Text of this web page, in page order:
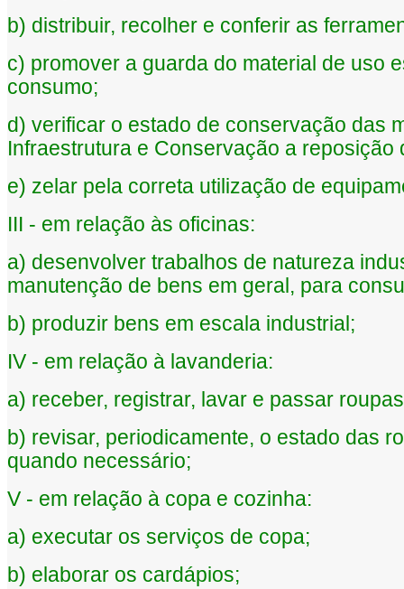
b) distribuir, recolher e conferir as
c) promover a guarda do material de uso
consumo;
d) verificar o estado de conservação das
Infraestrutura e Conservação a
e) zelar pela correta utilização de
III - em relação às oficinas:
a) desenvolver trabalhos de natureza
manutenção de bens em geral, para
b) produzir bens em escala industrial;
IV - em relação à lavanderia:
a) receber, registrar, lavar e passar
b) revisar, periodicamente, o estado das
quando necessário;
V - em relação à copa e cozinha:
a) executar os serviços de copa;
b) elaborar os cardápios;